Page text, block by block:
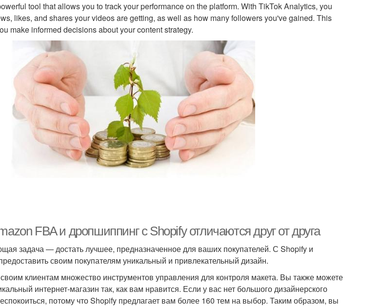
tool that allows you to track your performance on the platform. With TikTok Analytics, you
likes, and shares your videos are getting, as well as how many followers you've gained. This
make informed decisions about your content strategy.
FBA и дропшиппинг с Shopify отличаются друг от друга
задача — достать лучшее, предназначенное для ваших покупателей. С Shopify и
своим покупателям уникальный и привлекательный дизайн.
клиентам множество инструментов управления для контроля макета. Вы также можете
интернет-магазин так, как вам нравится. Если у вас нет большого дизайнерского
потому что Shopify предлагает вам более 160 тем на выбор. Таким образом, вы